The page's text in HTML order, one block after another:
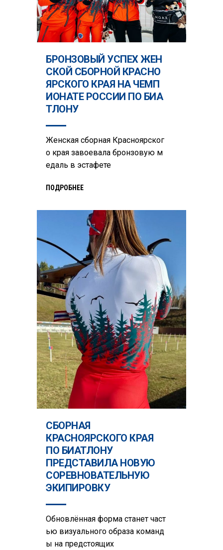
БРОНЗОВЫЙ УСПЕХ ЖЕН
СКОЙ СБОРНОЙ КРАСНО
ЯРСКОГО КРАЯ НА ЧЕМП
ИОНАТЕ РОССИИ ПО БИА
ТЛОНУ
Женская сборная Красноярског
о края завоевала бронзовую м
едаль в эстафете
ПОДРОБНЕЕ
СБОРНАЯ
КРАСНОЯРСКОГО КРАЯ
ПО БИАТЛОНУ
ПРЕДСТАВИЛА НОВУЮ
СОРЕВНОВАТЕЛЬНУЮ
ЭКИПИРОВКУ
Обновлённая форма станет част
ью визуального образа команд
ы на предстоящих